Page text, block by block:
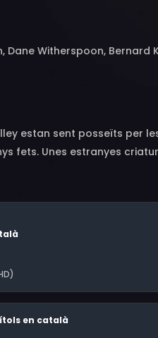
Dane Witherspoon,
Sonny Carl Davis, J.
estan sent posseïts per
fets. Unes estranyes
terme els seus propòsits
en català